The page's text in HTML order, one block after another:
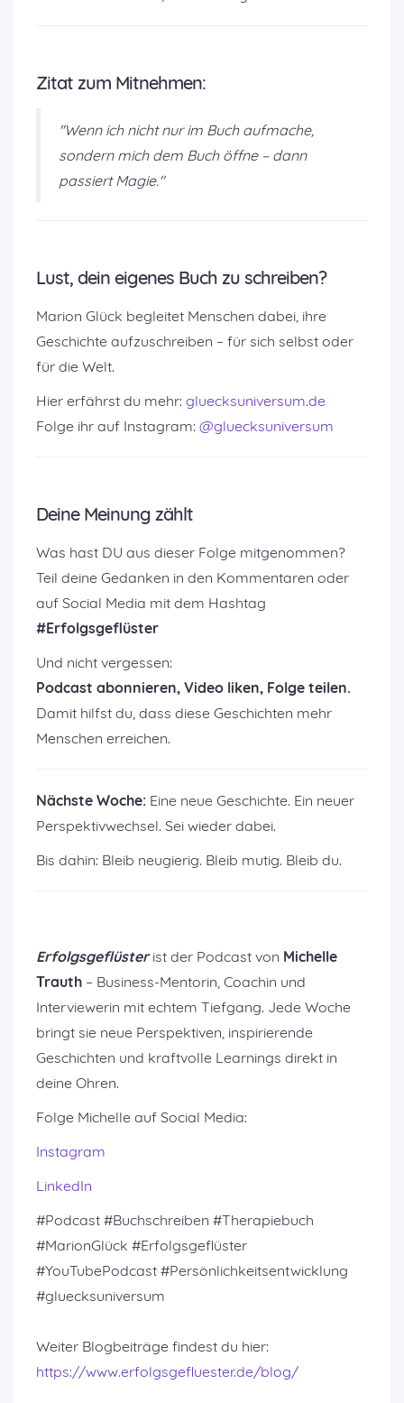
Zitat zum Mitnehmen:
"Wenn ich nicht nurim Buch aufmache,
sondern mich dem Buch öffne – dann
passiert Magie."
Lust, dein eigenes Buch zu schreiben?
Marion Glück begleitet Menschen dabei, ihre
Geschichte aufzuschreiben – für sich selbst oder
für die Welt.
Hier erfährst du mehr: gluecksuniversum.de
Folge ihr auf Instagram: @gluecksuniversum
Deine Meinung zählt
Was hast DU aus dieser Folge mitgenommen?
Teil deine Gedanken in den Kommentaren oder
auf Social Media mit dem Hashtag
#Erfolgsgeflüster
Und nicht vergessen:
Podcast abonnieren, Video liken, Folge teilen.
Damit hilfst du, dass diese Geschichten mehr
Menschen erreichen.
Nächste Woche: Eine neue Geschichte. Ein neuer
Perspektivwechsel. Sei wieder dabei.
Bis dahin: Bleib neugierig. Bleib mutig. Bleib du.
Erfolgsgeflüsterist der Podcast von Michelle
Trauth – Business-Mentorin, Coachin und
Interviewerin mit echtem Tiefgang. Jede Woche
bringt sie neue Perspektiven, inspirierende
Geschichten und kraftvolle Learnings direkt in
deine Ohren.
Folge Michelle auf Social Media:
Instagram
LinkedIn
#Podcast #Buchschreiben #Therapiebuch
#MarionGlück #Erfolgsgeflüster
#YouTubePodcast #Persönlichkeitsentwicklung
#gluecksuniversum
Weiter Blogbeiträge findest du hier:
https://www.erfolgsgefluester.de/blog/